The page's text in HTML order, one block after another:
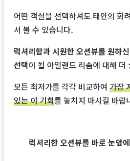
어떤 객실을 선택하셔도 태안의 화
서 볼 수 있습니다.
럭셔리함과 시원한 오션뷰를 원하
선택이 될 아일랜드 리솜에 대해 더
모든 최저가를 각각 비교하여 가장
있는 이 기회를 놓치지 마시길 바랍
럭셔리한 오션뷰를 바로 눈앞